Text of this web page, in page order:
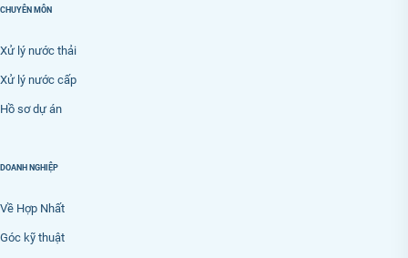
CHUYÊN MÔN
Xử lý nước thải
Xử lý nước cấp
Hồ sơ dự án
DOANH NGHIỆP
Về Hợp Nhất
Góc kỹ thuật